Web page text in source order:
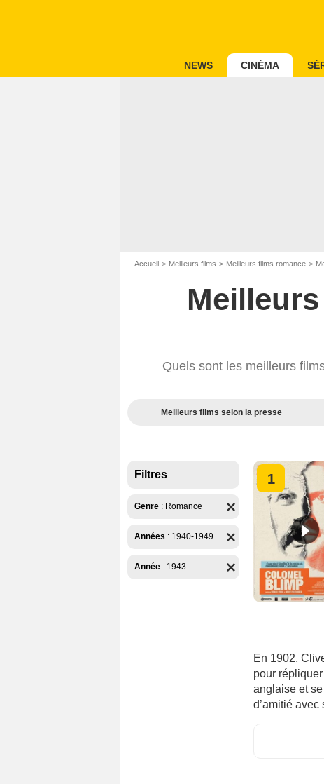
NEWS CINÉMA
Accueil Meilleurs films Meilleurs films romance
Quels sont les meilleurs
Meilleurs films selon la presse
Filtres
Genre : Romance
Années : 1940-1949
Année : 1943
1
En 1902,
pour
anglaise et
d’amitié